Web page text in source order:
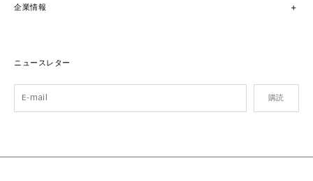
企業情報
ニュースレター
購読